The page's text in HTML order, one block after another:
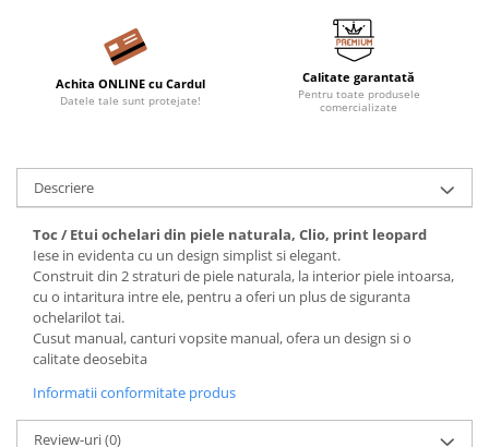
Achita ONLINE cu Cardul
Datele tale sunt protejate!
Calitate garantată
Pentru toate produsele
comercializate
Descriere
Toc / Etui ochelari din piele naturala, Clio, print leopard
Iese in evidenta cu un design simplist si elegant.
Construit din 2 straturi de piele naturala, la interior piele intoarsa,
cu o intaritura intre ele, pentru a oferi un plus de siguranta
ochelarilot tai.
Cusut manual, canturi vopsite manual, ofera un design si o
calitate deosebita
Informatii conformitate produs
Review-uri(0)